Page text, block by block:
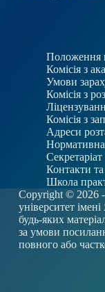
Положення
Комісія з
Умови
Комісія з
Комісія з
Адреси
Нормативна
Контакти
Школа
Copyright © 2026
університет
будь-яких
за умови
повного або